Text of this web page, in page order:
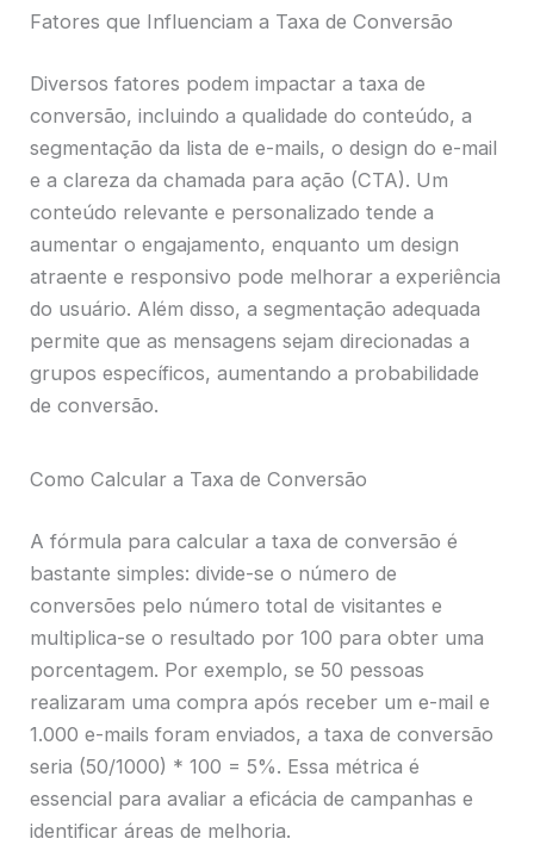
Fatores que Influenciam a Taxa de Conversão
Diversos fatores podem impactar a taxa de
conversão, incluindo a qualidade do conteúdo, a
segmentação da lista de e-mails, o design do e-mail
e a clareza da chamada para ação (CTA). Um
conteúdo relevante e personalizado tende a
aumentar o engajamento, enquanto um design
atraente e responsivo pode melhorar a experiência
do usuário. Além disso, a segmentação adequada
permite que as mensagens sejam direcionadas a
grupos específicos, aumentando a probabilidade
de conversão.
Como Calcular a Taxa de Conversão
A fórmula para calcular a taxa de conversão é
bastante simples: divide-se o número de
conversões pelo número total de visitantes e
multiplica-se o resultado por 100 para obter uma
porcentagem. Por exemplo, se 50 pessoas
realizaram uma compra após receber um e-mail e
1.000 e-mails foram enviados, a taxa de conversão
seria (50/1000) * 100 = 5%. Essa métrica é
essencial para avaliar a eficácia de campanhas e
identificar áreas de melhoria.